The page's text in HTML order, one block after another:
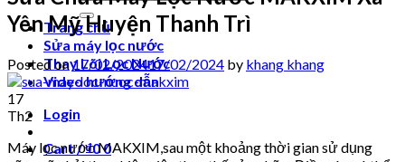
for:
Trang chủ
Sửa máy lọc nước
Thay Lõi Lọc Nước
Video hướng dẫn
Login
Cart /₫00
Yên Mỹ Huyện Thanh Trì
Posted on17/02/202417/02/2024 by khang khang
17
Th2
Máy lọc nước MAKXIM,sau một khoảng thời gian sử dụng